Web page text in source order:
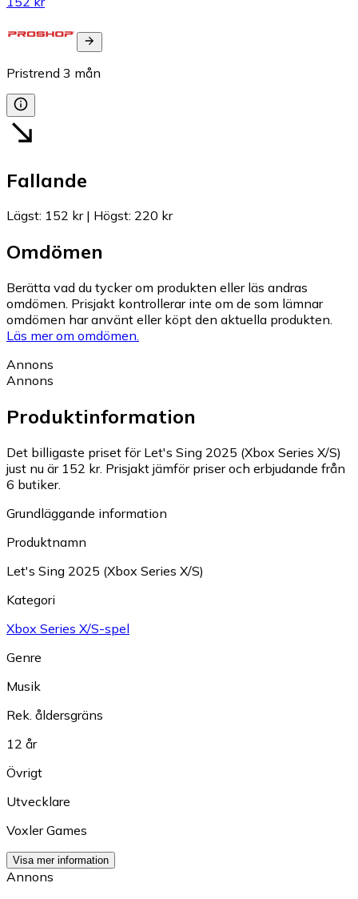
Pristrend 3 mån
Fallande
Lägst: 152 kr| Högst: 220 kr
Omdömen
Berätta vad du tycker om produkten eller läs andras
omdömen. Prisjakt kontrollerar inte om de som lämnar
omdömen har använt eller köpt den aktuella produkten.
Läs mer om omdömen.
Annons
Annons
Produktinformation
Det billigaste priset för Let's Sing 2025 (Xbox Series X/S)
just nu är 152 kr. Prisjakt jämför priser och erbjudande från
6 butiker.
Grundläggande information
Produktnamn
Let's Sing 2025 (Xbox Series X/S)
Kategori
Xbox Series X/S-spel
Genre
Musik
Rek. åldersgräns
12 år
Övrigt
Utvecklare
Voxler Games
Visa mer information
Annons